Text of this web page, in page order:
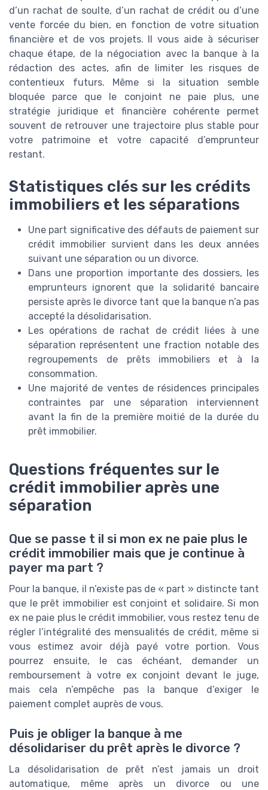
d’un rachat de soulte, d’un rachat de crédit ou d’une
vente forcée du bien, en fonction de votre situation
financière et de vos projets. Il vous aide à sécuriser
chaque étape, de la négociation avec la banque à la
rédaction des actes, afin de limiter les risques de
contentieux futurs. Même si la situation semble
bloquée parce que le conjoint ne paie plus, une
stratégie juridique et financière cohérente permet
souvent de retrouver une trajectoire plus stable pour
votre patrimoine et votre capacité d’emprunteur
restant.
Statistiques clés sur les crédits
immobiliers et les séparations
Une part significative des défauts de paiement sur
crédit immobilier survient dans les deux années
suivant une séparation ou un divorce.
Dans une proportion importante des dossiers, les
emprunteurs ignorent que la solidarité bancaire
persiste après le divorce tant que la banque n’a pas
accepté la désolidarisation.
Les opérations de rachat de crédit liées à une
séparation représentent une fraction notable des
regroupements de prêts immobiliers et à la
consommation.
Une majorité de ventes de résidences principales
contraintes par une séparation interviennent
avant la fin de la première moitié de la durée du
prêt immobilier.
Questions fréquentes sur le
crédit immobilier après une
séparation
Que se passe t il si mon ex ne paie plus le
crédit immobilier mais que je continue à
payer ma part ?
Pour la banque, il n’existe pas de « part » distincte tant
que le prêt immobilier est conjoint et solidaire. Si mon
ex ne paie plus le crédit immobilier, vous restez tenu de
régler l’intégralité des mensualités de crédit, même si
vous estimez avoir déjà payé votre portion. Vous
pourrez ensuite, le cas échéant, demander un
remboursement à votre ex conjoint devant le juge,
mais cela n’empêche pas la banque d’exiger le
paiement complet auprès de vous.
Puis je obliger la banque à me
désolidariser du prêt après le divorce ?
La désolidarisation de prêt n’est jamais un droit
automatique, même après un divorce ou une